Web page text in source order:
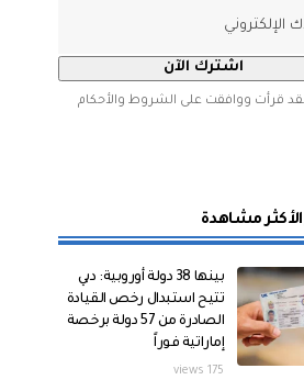
قرأت ووافقت على الشروط والأحكام
الأكثر مشاهدة
بينها 38 دولة أوروبية: دبي
تتيح استبدال رخص القيادة
الصادرة من 57 دولة برخصة
إماراتية فوراً
175 views